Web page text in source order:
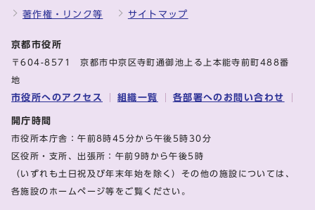
著作権・リンク等 サイトマップ
京都市役所
〒604-8571 京都市中京区寺町通御池上る上本能寺前町488番
地
市役所へのアクセス 組織一覧 各部署へのお問い合わせ
開庁時間
市役所本庁舎：午前8時45分から午後5時30分
区役所・支所、出張所：午前9時から午後5時
（いずれも土日祝及び年末年始を除く）その他の施設については、
各施設のホームページ等をご覧ください。